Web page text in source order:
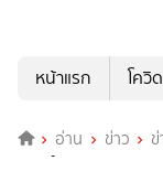
หน้าแรก
โควิ
อ่าน ข่าว
มนุษย์